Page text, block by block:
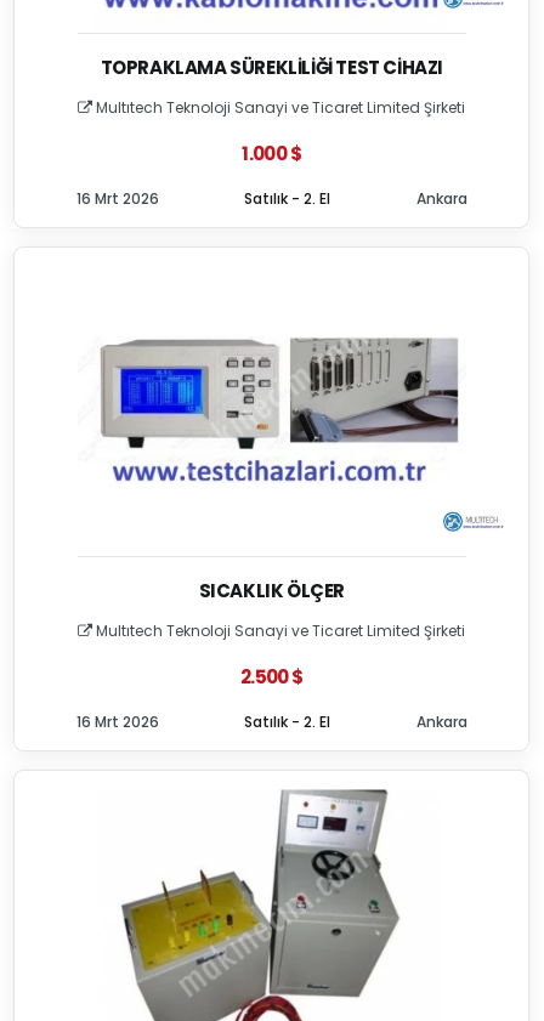
TOPRAKLAMA SÜREKLILIĞI TEST CIHAZI
Multıtech Teknoloji Sanayi ve Ticaret Limited Şirketi
1.000 $
Satılık - 2. El
16 Mrt 2026 Ankara
SICAKLIK ÖLÇER
Multıtech Teknoloji Sanayi ve Ticaret Limited Şirketi
2.500 $
Satılık - 2. El
16 Mrt 2026 Ankara